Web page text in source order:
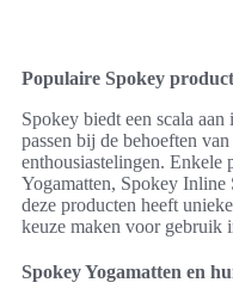
Populaire Spokey
Spokey biedt een scala
passen bij de behoeften
enthousiastelingen. Enkele
Yogamatten, Spokey
deze producten heeft
keuze maken voor gebruik
Spokey Yogamatten en